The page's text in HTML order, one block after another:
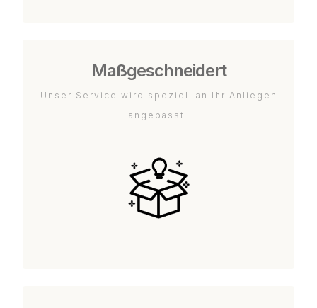
Maßgeschneidert
Unser Service wird speziell an Ihr Anliegen
angepasst.